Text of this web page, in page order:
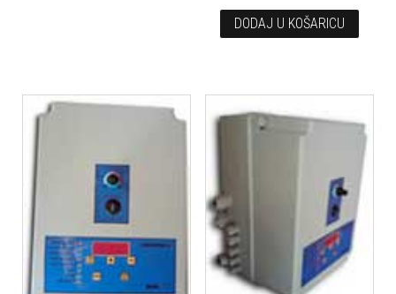
DODAJ U KOŠARICU